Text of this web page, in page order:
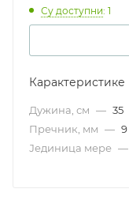
Су доступни: 1
Карактеристике
Дужина, см — 35
Пречник, мм — 9
Јединица мере —